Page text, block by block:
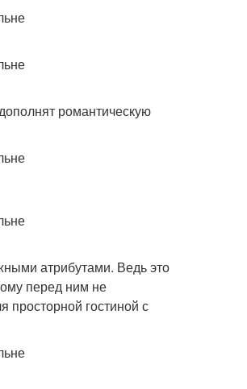
романтическую
атрибутами. Ведь это
перед ним не
просторной гостиной с